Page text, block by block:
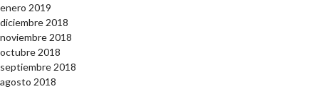
enero 2019
diciembre 2018
noviembre 2018
octubre 2018
septiembre 2018
agosto 2018